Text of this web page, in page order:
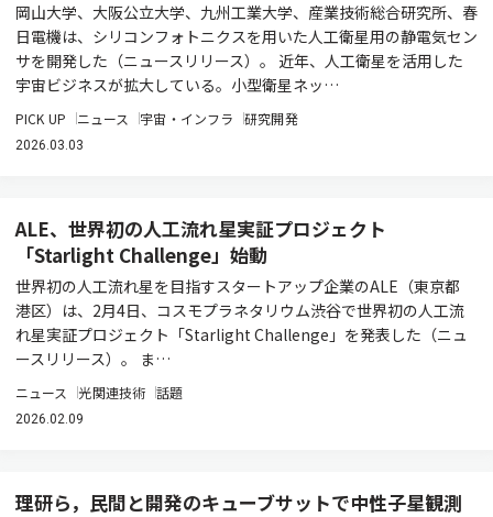
岡山大学、大阪公立大学、九州工業大学、産業技術総合研究所、春
日電機は、シリコンフォトニクスを用いた人工衛星用の静電気セン
サを開発した（ニュースリリース）。 近年、人工衛星を活用した
宇宙ビジネスが拡大している。小型衛星ネッ…
PICK UP ニュース 宇宙・インフラ 研究開発
2026.03.03
ALE、世界初の人工流れ星実証プロジェクト
「Starlight Challenge」始動
世界初の人工流れ星を⽬指すスタートアップ企業のALE（東京都
港区）は、2月4日、コスモプラネタリウム渋谷で世界初の人工流
れ星実証プロジェクト「Starlight Challenge」を発表した（ニュ
ースリリース）。 ま…
ニュース 光関連技術 話題
2026.02.09
理研ら，民間と開発のキューブサットで中性子星観測